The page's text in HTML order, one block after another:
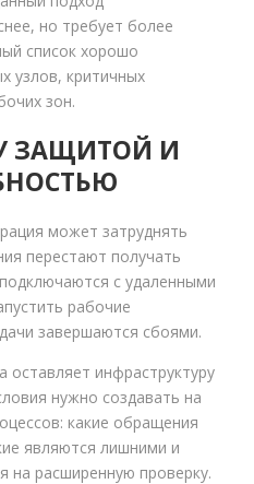
но требует более
список хорошо
узлов, критичных
зон.
ЗАЩИТОЙ И
может затруднять
перестают получать
с удаленными
рабочие
завершаются сбоями.
оставляет инфраструктуру
нужно создавать на
какие обращения
являются лишними и
на расширенную проверку.